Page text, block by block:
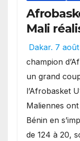
Mali
festival
une
Bénin.
Dakar. 7
champion
un grand
l’Afrobasket
Maliennes
Bénin en
de 124 à 20,